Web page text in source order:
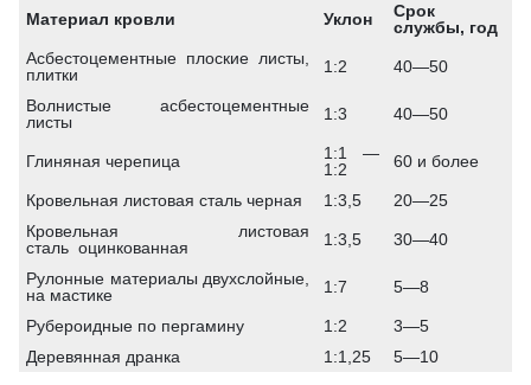
Материал кровли Уклон
Срок
службы, год
Асбестоцементные плоские листы,
плитки
1:2 40—50
Волнистые асбестоцементные
листы
1:3 40—50
Глиняная черепица
1:1 —
1:2
60 и более
Кровельная листовая сталь черная 1:3,5
20—25
Кровельная листовая
сталь оцинкованная
1:3,5 30—40
Рулонные материалы двухслойные,
на мастике
1:7 5—8
Рубероидные по пергамину 1:2
3—5
Деревянная дранка
1:1,25 5—10